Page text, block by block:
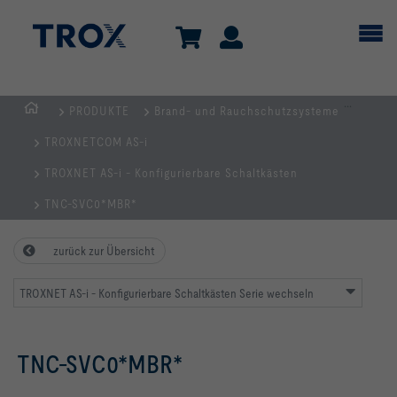
AUSTRIA
| Komponenten,
Klimatisierung
PRODUKTE Brand- und Rauchschutzsysteme
TROXNETCOM AS-i
TROXNET AS-i - Konfigurierbare Schaltkästen
TNC-SVC0*MBR*
zurück zur Übersicht
TROXNET AS-i - Konfigurierbare Schaltkästen Serie wechseln
TNC-SVC0*MBR*